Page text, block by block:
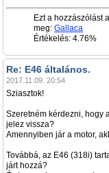
Ezt a hozzászólást
meg: Gallaca
Értékelés: 4.76%
Re: E46 általános.
2017.11.09. 20:54
Sziasztok!
Szeretném kérdezni, hogy
jelez vissza?
Amennyiben jár a motor,
Továbbá, az E46 (318i)
járt hozzá?